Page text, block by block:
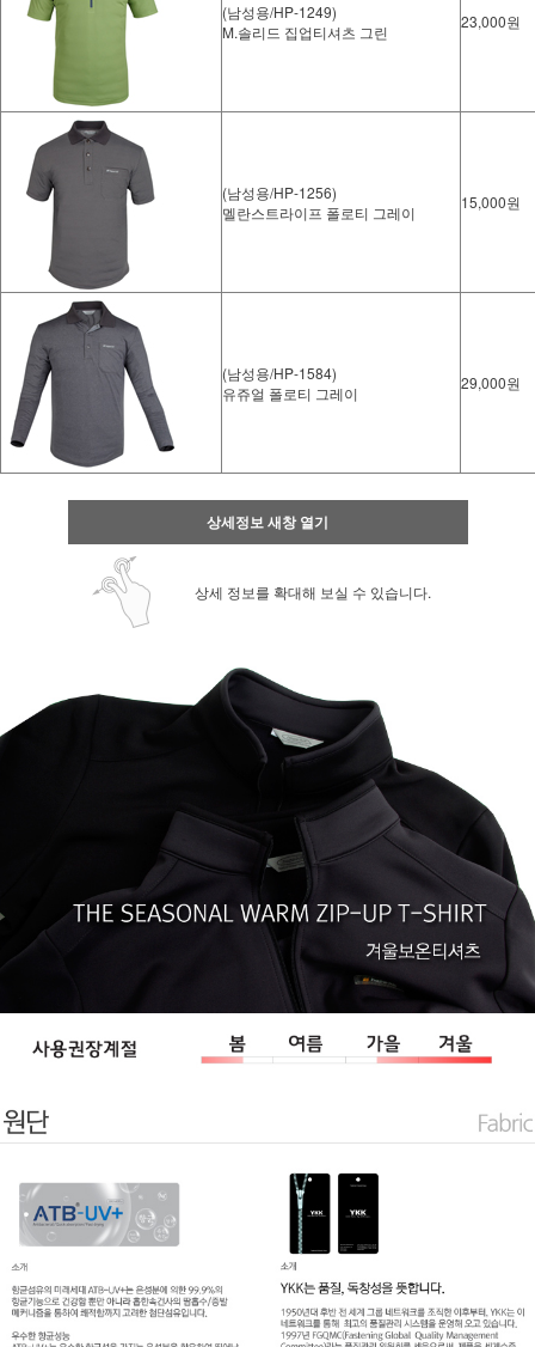
(남성용/HP-1249)
M.솔리드 집업티셔츠 그린
23,000원
(남성용/HP-1256)
멜란스트라이프 폴로티 그레이
15,000원
(남성용/HP-1584)
유쥬얼 폴로티 그레이
29,000원
상세정보 새창 열기
상세 정보를 확대해 보실 수 있습니다.